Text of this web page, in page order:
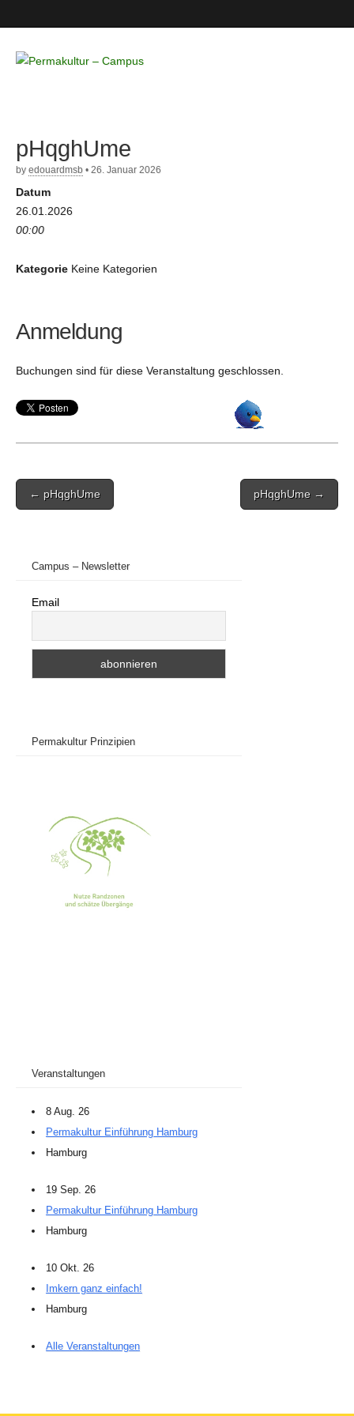
– Campus
pHqghUme
by edouardmsb • 26. Januar 2026
Datum
26.01.2026
00:00
Kategorie Keine Kategorien
Anmeldung
Buchungen sind für diese Veranstaltung geschlossen.
Post
navigation
← pHqghUme pHqghUme →
Campus – Newsletter
Email
Permakultur Prinzipien
Veranstaltungen
8 Aug. 26
Permakultur Einführung Hamburg
Hamburg
19 Sep. 26
Permakultur Einführung Hamburg
Hamburg
10 Okt. 26
Imkern ganz einfach!
Hamburg
Alle Veranstaltungen